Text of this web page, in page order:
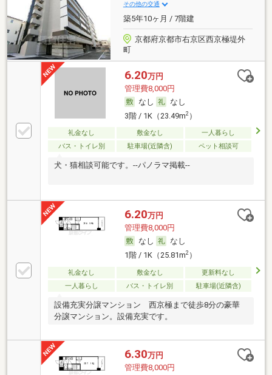
その他の交通
築5年10ヶ月 / 7階建
京都府京都市右京区西京極堤外
町
6.20万円
管理費8,000円
なし
なし
3階 / 1K（23.49m2）
礼金なし 敷金なし
一人暮らし
バス・トイレ別
駐車場(近隣含) ペット相談可
犬・猫相談可能です。--パノラマ掲載--
6.20万円
管理費8,000円
なし
なし
1階 / 1K（25.81m2）
礼金なし 敷金なし
更新料なし
一人暮らし
バス・トイレ別 駐車場(近隣含)
設備充実分譲マンション 西京極まで徒歩8分の豪華
分譲マンション。設備充実です。
6.30万円
管理費8,000円